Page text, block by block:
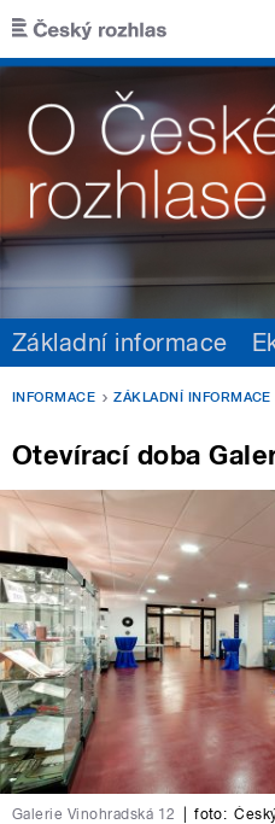
Přejít k hlavnímu obsahu
Základní informace
INFORMACE ZÁKLADNÍ INFORMACE
Otevírací doba
Galerie Vinohradská 12 foto: